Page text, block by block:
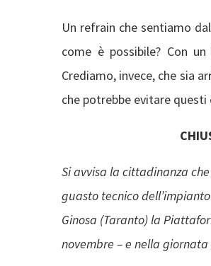
Un refrain che sentiamo
come è possibile? Con
Crediamo, invece, che sia
che potrebbe evitare questi
Si avvisa la cittadinanza
guasto tecnico dell’impianto
Ginosa (Taranto) la
novembre – e nella